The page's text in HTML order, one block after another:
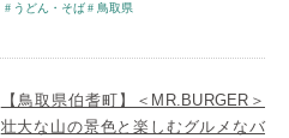
うどん・そば
鳥取県
【鳥取県伯耆町】＜MR.BURGER＞
壮大な山の景色と楽しむグルメなバ